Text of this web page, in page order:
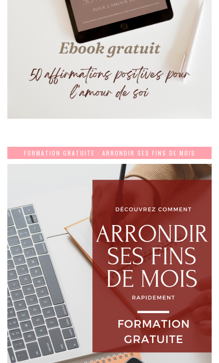
FORMATION GRATUITE : ARRONDIR SES FINS DE MOIS